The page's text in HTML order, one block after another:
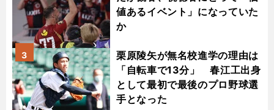
値あるイベント」になっていた
か
栗原陵矢が無名校進学の理由は
「自転車で13分」 春江工出身
として最初で最後のプロ野球選
手となった
3